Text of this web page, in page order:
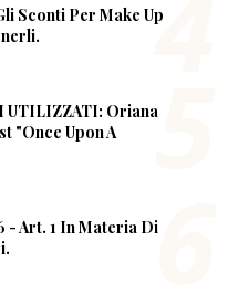
Sconti Per Make Up
UTILIZZATI: Oriana
"Once Upon A
- Art. 1 In Materia Di